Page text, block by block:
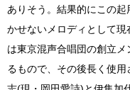
ありそう。結果的にこの
かせないメロディとして
は東京混声合唱団の創立
るもので、その後長く使